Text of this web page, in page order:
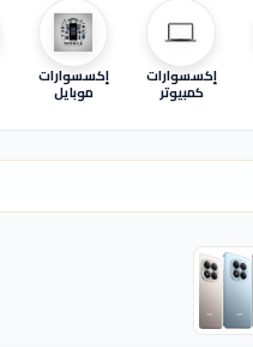
إكسسوارات
كمبيوتر
إكسسوارات
موبايل